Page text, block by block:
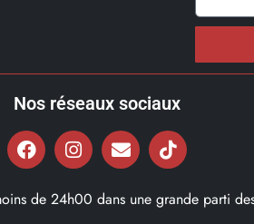
Nos réseaux sociaux
de 24h00 dans une grande parti